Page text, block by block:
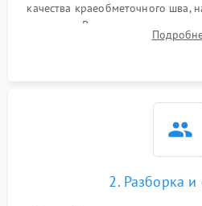
качества краеобметочного шва,
педали. Выявление пропусков
заклинивания или тупого среза
2. Разборка и